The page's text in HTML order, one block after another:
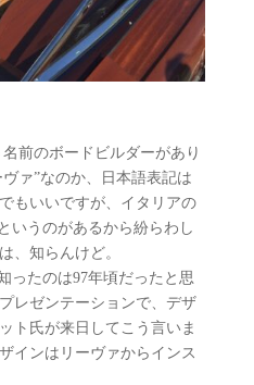
前のボードビルダーがあり
ァ”なのか、日本語表記は
もいいですが、イタリアの
いうのがあるから紛らわし
、知らんけど。
ったのは97年頃だったと思
レゼンテーションで、デザ
ト氏が来日してこう言いま
インはリーヴァからインス